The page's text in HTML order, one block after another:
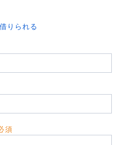
りられる
須